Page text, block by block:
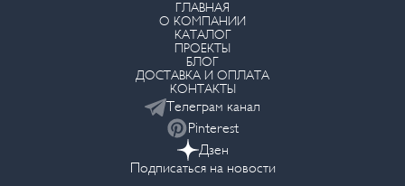
ГЛАВНАЯ
О КОМПАНИИ
КАТАЛОГ
ПРОЕКТЫ
БЛОГ
ДОСТАВКА И ОПЛАТА
КОНТАКТЫ
Телеграм канал
Pinterest
Дзен
Подписаться на новости